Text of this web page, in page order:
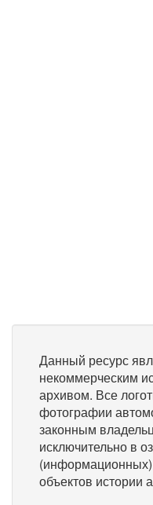
Данный ресурс
некоммерческим
архивом. Все
фотографии
законным
исключительно в
объектов истории